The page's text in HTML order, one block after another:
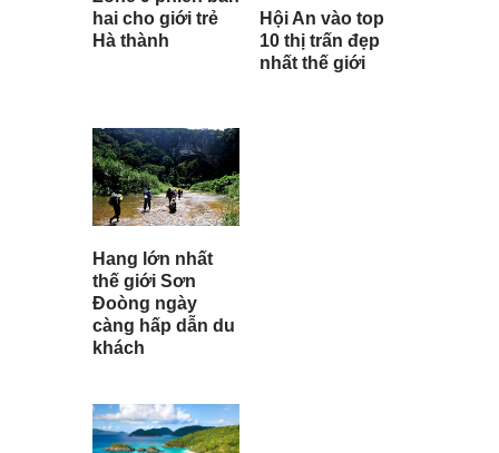
hai cho giới trẻ
Hà thành
Hội An vào top
10 thị trấn đẹp
nhất thế giới
Hang lớn nhất
thế giới Sơn
Đoòng ngày
càng hấp dẫn du
khách